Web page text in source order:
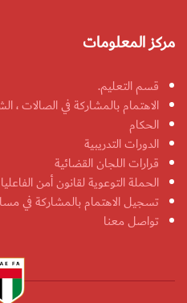
مركز المعلومات
قسم التعليم.
الاهتمام بالمشاركة في الصالات ،
الحكام
الدورات التدريبية
قرارات اللجان القضائية
الحملة التوعوية لقانون أمن
تسجيل الاهتمام بالمشاركة في
تواصل معنا